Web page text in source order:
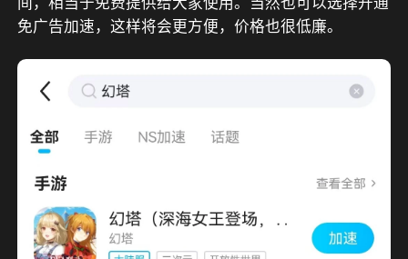
免广告加速，这样将会更方便，价格也很低廉。